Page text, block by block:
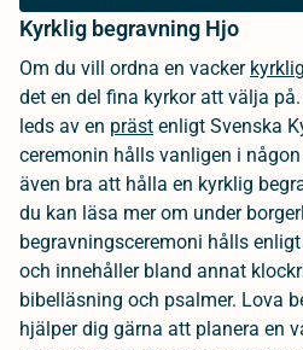
Kyrklig begravning Hjo
Om du vill ordna en vacker
det en del fina kyrkor att välja
leds av en präst enligt Svenska
ceremonin hålls vanligen i
även bra att hålla en kyrklig
du kan läsa mer om under
begravningsceremoni hålls
och innehåller bland annat
bibelläsning och psalmer. Lova
hjälper dig gärna att planera en